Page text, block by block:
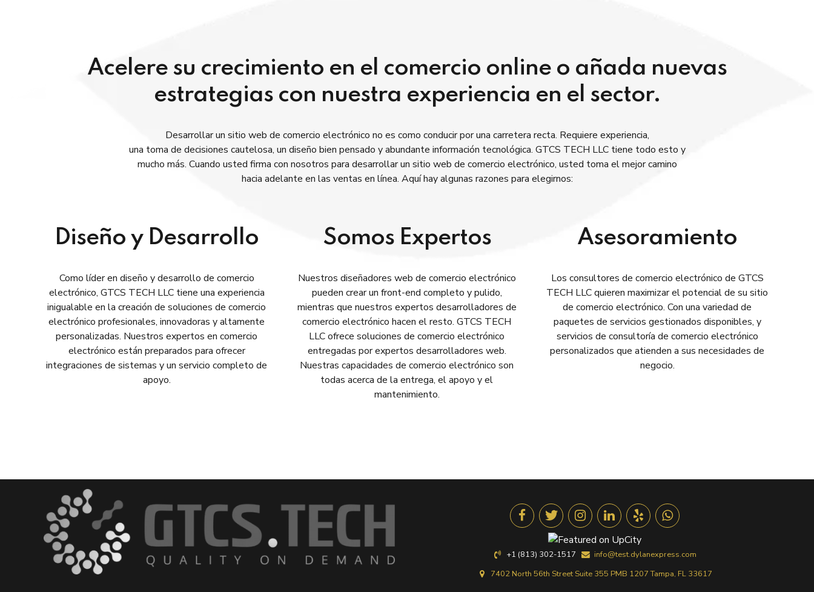
Acelere su crecimiento en el comercio online o añada nuevas
estrategias con nuestra experiencia en el sector.
Desarrollar un sitio web de comercio electrónico no es como conducir por una carretera recta. Requiere experiencia,
una toma de decisiones cautelosa, un diseño bien pensado y abundante información tecnológica. GTCS TECH LLC tiene todo esto y
mucho más. Cuando usted firma con nosotros para desarrollar un sitio web de comercio electrónico, usted toma el mejor camino
hacia adelante en las ventas en línea. Aquí hay algunas razones para elegirnos:
Diseño y Desarrollo
Como líder en diseño y desarrollo de comercio
electrónico, GTCS TECH LLC tiene una experiencia
inigualable en la creación de soluciones de comercio
electrónico profesionales, innovadoras y altamente
personalizadas. Nuestros expertos en comercio
electrónico están preparados para ofrecer
integraciones de sistemas y un servicio completo de
apoyo.
Somos Expertos
Nuestros diseñadores web de comercio electrónico
pueden crear un front-end completo y pulido,
mientras que nuestros expertos desarrolladores de
comercio electrónico hacen el resto. GTCS TECH
LLC ofrece soluciones de comercio electrónico
entregadas por expertos desarrolladores web.
Nuestras capacidades de comercio electrónico son
todas acerca de la entrega, el apoyo y el
mantenimiento.
Asesoramiento
Los consultores de comercio electrónico de GTCS
TECH LLC quieren maximizar el potencial de su sitio
de comercio electrónico. Con una variedad de
paquetes de servicios gestionados disponibles, y
servicios de consultoría de comercio electrónico
personalizados que atienden a sus necesidades de
negocio.
+1 (813) 302-1517
info@test.dylanexpress.com
7402 North 56th Street Suite 355 PMB 1207 Tampa, FL 33617